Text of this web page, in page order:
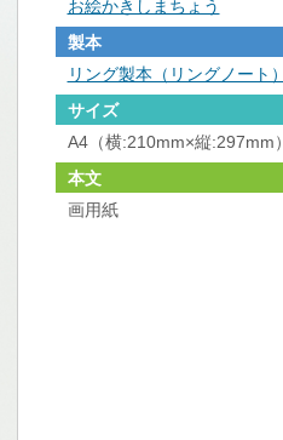
お絵かきしまちょう
製本
リング製本（リングノート）
サイズ
A4（横:210mm×縦:297mm）
本文
画用紙